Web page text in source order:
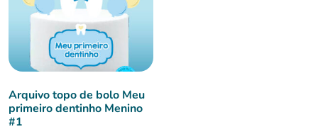
Arquivo topo de bolo Meu
primeiro dentinho Menino
#1